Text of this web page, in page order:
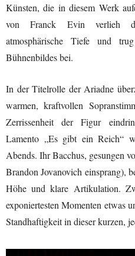
Künsten, die in diesem Werk
von Franck Evin verlieh
atmosphärische Tiefe und
Bühnenbildes bei.
In der Titelrolle der Ariadne
warmen, kraftvollen
Zerrissenheit der Figur
Lamento „Es gibt ein Reich“
Abends. Ihr Bacchus, gesungen
Brandon Jovanovich einsprang),
Höhe und klare Artikulation.
exponiertesten Momenten etwas
Standhaftigkeit in dieser kurzen,